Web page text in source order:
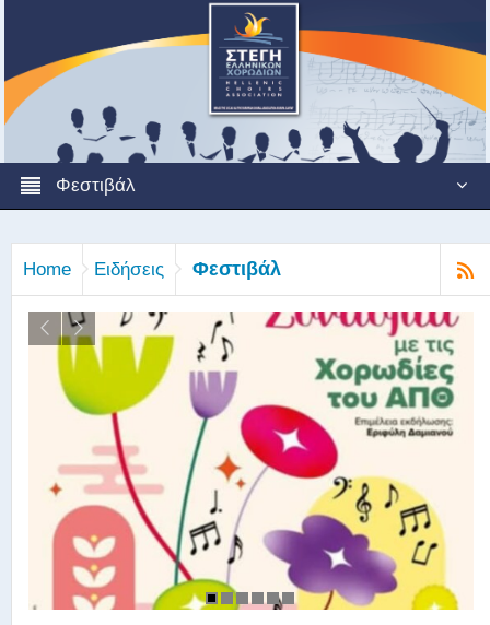
Φεστιβάλ
Home Ειδήσεις Φεστιβάλ